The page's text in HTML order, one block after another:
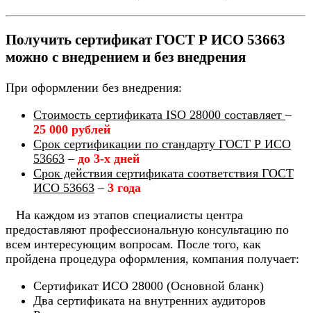
Получить сертификат ГОСТ Р ИСО 53663
можно с внедрением и без внедрения
При оформлении без внедрения:
Стоимость сертификата ISO 28000 составляет–
25 000 рублей
Срок сертификации по стандарту ГОСТ Р ИСО
53663 – до 3-х дней
Срок действия сертификата соответствия ГОСТ
ИСО 53663 – 3 года
На каждом из этапов специалисты центра
предоставляют профессиональную консультацию по
всем интересующим вопросам. После того, как
пройдена процедура оформления, компания получает:
Сертификат ИСО 28000 (Основной бланк)
Два сертификата на внутренних аудиторов